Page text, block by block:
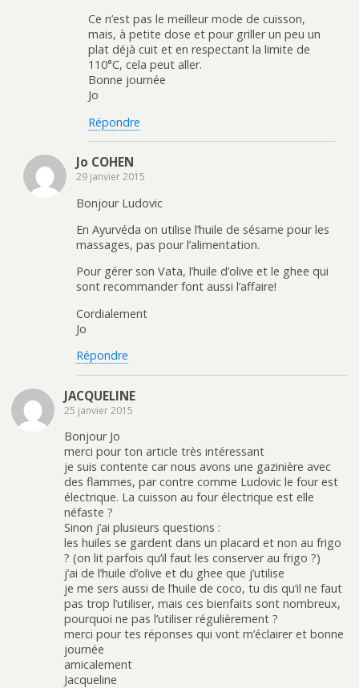
Ce n’est pas le meilleur mode de cuisson,
mais, à petite dose et pour griller un peu un
plat déjà cuit et en respectant la limite de
110°C, cela peut aller.
Bonne journée
Jo
Répondre
Jo COHEN
29 janvier 2015
Bonjour Ludovic
En Ayurvéda on utilise l’huile de sésame pour les
massages, pas pour l’alimentation.
Pour gérer son Vata, l’huile d’olive et le ghee qui
sont recommander font aussi l’affaire!
Cordialement
Jo
Répondre
JACQUELINE
25 janvier 2015
Bonjour Jo
merci pour ton article très intéressant
je suis contente car nous avons une gazinière avec
des flammes, par contre comme Ludovic le four est
électrique. La cuisson au four électrique est elle
néfaste ?
Sinon j’ai plusieurs questions :
les huiles se gardent dans un placard et non au frigo
? (on lit parfois qu’il faut les conserver au frigo ?)
j’ai de l’huile d’olive et du ghee que j’utilise
je me sers aussi de l’huile de coco, tu dis qu’il ne faut
pas trop l’utiliser, mais ces bienfaits sont nombreux,
pourquoi ne pas l’utiliser régulièrement ?
merci pour tes réponses qui vont m’éclairer et bonne
journée
amicalement
Jacqueline